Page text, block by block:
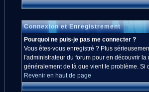
Connexion et Enregistrement
Pourquoi ne puis-je pas me connecter ?
Vous êtes-vous enregistré ? Plus
l'administrateur du forum pour en découvrir
généralement de là que vient le problème. Si
Revenir en haut de page